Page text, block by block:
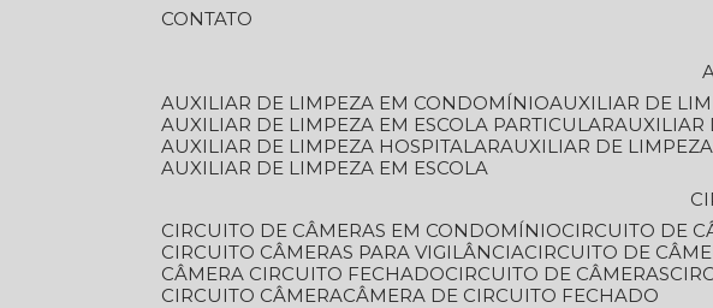
CONTATO
AUXILIAR DE LIMPEZA EM CONDOMÍNIO
AUXILIAR DE
AUXILIAR DE LIMPEZA EM ESCOLA PARTICULAR
AUXILIAR DE LIMPEZA HOSPITALAR
AUXILIAR DE
AUXILIAR DE LIMPEZA EM ESCOLA
CIRCUITO DE CÂMERAS EM CONDOMÍNIO
CIRCUITO DE
CIRCUITO CÂMERAS PARA VIGILÂNCIA
CIRCUITO DE
CÂMERA CIRCUITO FECHADO
CIRCUITO DE CÂMERAS
CIRCUITO CÂMERA
CÂMERA DE CIRCUITO FECHADO